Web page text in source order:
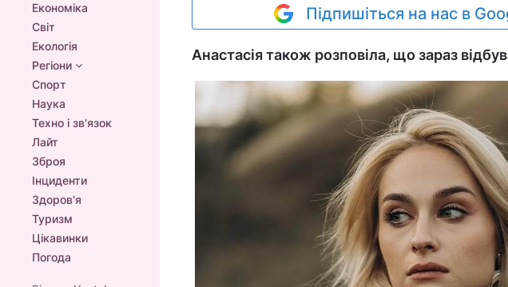
Економіка
Світ
Екологія
Регіони
Спорт
Наука
Техно і зв'язок
Лайт
Зброя
Інциденти
Здоров'я
Туризм
Цікавинки
Погода
Підпишіться на нас в
Анастасія також розповіла, що зараз